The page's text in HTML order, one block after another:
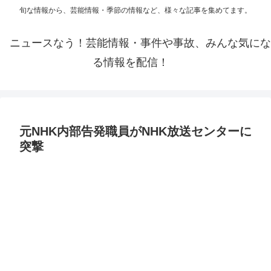
旬な情報から、芸能情報・季節の情報など、様々な記事を集めてます。
ニュースなう！芸能情報・事件や事故、みんな気にな
る情報を配信！
元NHK内部告発職員がNHK放送センターに
突撃